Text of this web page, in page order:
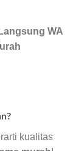
WA
kualitas